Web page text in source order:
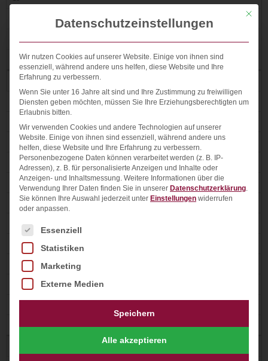
Mit
Datenschutzeinstellungen
Wir nutzen Cookies auf unserer Website. Einige von ihnen sind
essenziell, während andere uns helfen, diese Website und Ihre
Erfahrung zu verbessern.
Wenn Sie unter 16 Jahre alt sind und Ihre Zustimmung zu freiwilligen
Diensten geben möchten, müssen Sie Ihre Erziehungsberechtigten um
Erlaubnis bitten.
Wir verwenden Cookies und andere Technologien auf unserer
Website. Einige von ihnen sind essenziell, während andere uns
helfen, diese Website und Ihre Erfahrung zu verbessern.
Personenbezogene Daten können verarbeitet werden (z. B. IP-
Adressen), z. B. für personalisierte Anzeigen und Inhalte oder
Anzeigen- und Inhaltsmessung. Weitere Informationen über die
Verwendung Ihrer Daten finden Sie in unserer Datenschutzerklärung.
Sie können Ihre Auswahl jederzeit unter Einstellungen widerrufen
oder anpassen.
Es folgt eine Liste der Service-Gruppen, für die
Essenziell
Statistiken
Marketing
Externe Medien
Speichern
Alle akzeptieren